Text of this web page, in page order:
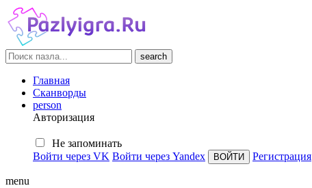
search
Главная
Сканворды
person
Авторизация
Не запоминать
Войти через VK Войти через Yandex Регистрация
menu